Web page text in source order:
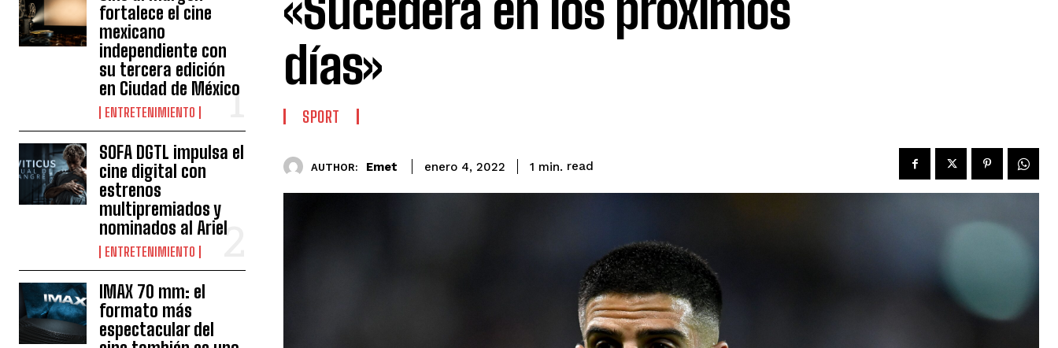
fortalece el cine
mexicano
independiente con
su tercera edición
en Ciudad de México
ENTRETENIMIENTO
SOFA DGTL impulsa el
cine digital con
estrenos
multipremiados y
nominados al Ariel
ENTRETENIMIENTO
IMAX 70 mm: el
formato más
espectacular del
días»
SPORT
AUTHOR: Emet enero 4, 2022 1 min. read